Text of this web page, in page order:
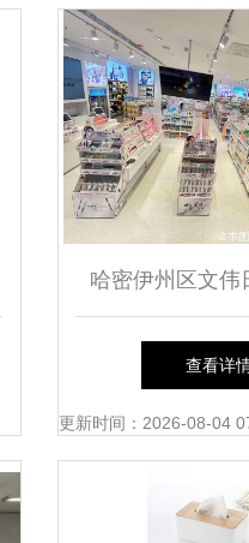
哈密伊州区文伟
日用百货的
查看详
更新时间：2026-08-04